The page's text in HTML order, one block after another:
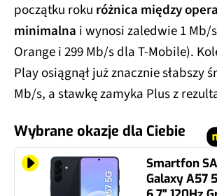
początku roku różnica między
minimalna i wynosi zaledwie 1 Mb/
Orange i 299 Mb/s dla T-Mobile).
Play osiągnął już znacznie słabszy
Mb/s, a stawkę zamyka Plus z
Wybrane okazje dla Ciebie
Smartfon
Galaxy A57